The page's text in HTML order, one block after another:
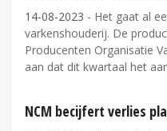
14-08-2023 - Het gaat al
varkenshouderij. De
Producenten Organisatie
aan dat dit kwartaal het
NCM becijfert verlies